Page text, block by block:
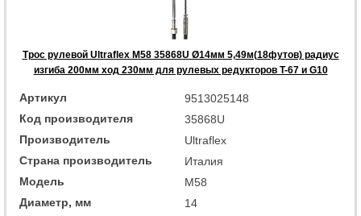
Трос рулевой Ultraflex M58 35868U Ø14мм 5,49м(18футов) радиус
изгиба 200мм ход 230мм для рулевых редукторов T-67 и G10
Артикул
9513025148
Код производителя
35868U
Производитель
Ultraflex
Страна производитель
Италия
Модель
M58
Диаметр, мм
14